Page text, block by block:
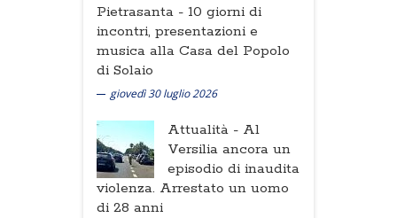
Pietrasanta - 10 giorni di
incontri, presentazioni e
musica alla Casa del Popolo
di Solaio
giovedì 30 luglio 2026
Attualità - Al
Versilia ancora un
episodio di inaudita
violenza. Arrestato un uomo
di 28 anni